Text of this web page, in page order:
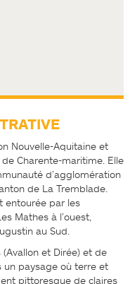
Nouvelle-Aquitaine et
Charente-maritime. Elle
d’agglomération
de La Tremblade.
entourée par les
Mathes à l’ouest,
au Sud.
et Dirée) et de
un paysage où terre et
pittoresque de claires